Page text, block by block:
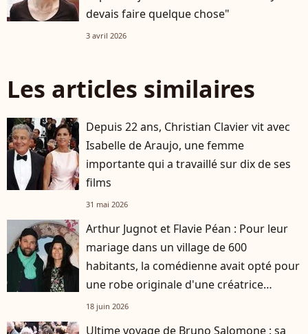
devais faire quelque chose"
3 avril 2026
Les articles similaires
Depuis 22 ans, Christian Clavier vit avec
Isabelle de Araujo, une femme
importante qui a travaillé sur dix de ses
films
31 mai 2026
Arthur Jugnot et Flavie Péan : Pour leur
mariage dans un village de 600
habitants, la comédienne avait opté pour
une robe originale d'une créatrice
française
18 juin 2026
Ultime voyage de Bruno Salomone : sa